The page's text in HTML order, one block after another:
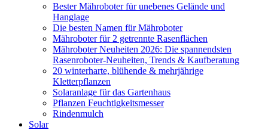
Bester Mähroboter für unebenes Gelände und
Hanglage
Die besten Namen für Mähroboter
Mähroboter für 2 getrennte Rasenflächen
Mähroboter Neuheiten 2026: Die spannendsten
Rasenroboter-Neuheiten, Trends & Kaufberatung
20 winterharte, blühende & mehrjährige
Kletterpflanzen
Solaranlage für das Gartenhaus
Pflanzen Feuchtigkeitsmesser
Rindenmulch
Solar